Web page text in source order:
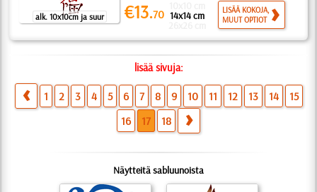
alk. 10x10cm ja suur €13.70 14x14 cm
LISÄÄ KOKOJA,
MUUT OPTIOT
lisää sivuja:
1 2 3 4 5 6 7 8 9 10 11 12 13 14
15
16
17 18
Näytteitä sabluunoista